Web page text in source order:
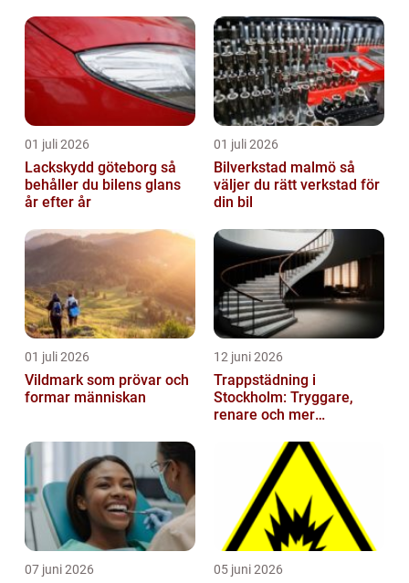
01 juli 2026
Lackskydd göteborg så
behåller du bilens glans
år efter år
01 juli 2026
Bilverkstad malmö så
väljer du rätt verkstad för
din bil
01 juli 2026
Vildmark som prövar och
formar människan
12 juni 2026
Trappstädning i
Stockholm: Tryggare,
renare och mer
07 juni 2026 05 juni 2026